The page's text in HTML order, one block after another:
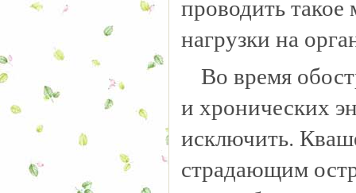
проводить
нагрузки на
Во время
и хронических
исключить.
страдающим